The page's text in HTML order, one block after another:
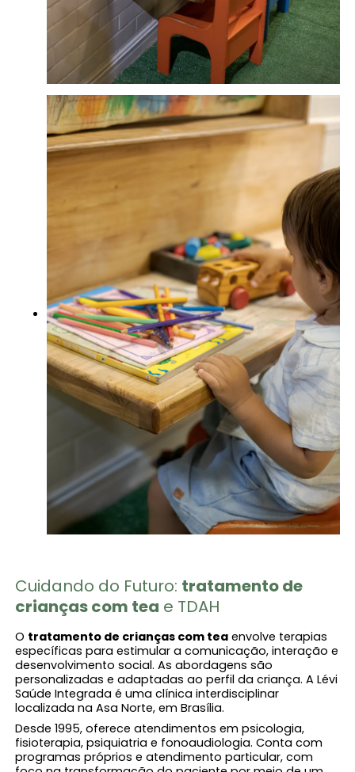
Cuidando do Futuro: tratamento de
crianças com tea e TDAH
O tratamento de crianças com tea envolve terapias
específicas para estimular a comunicação, interação e
desenvolvimento social. As abordagens são
personalizadas e adaptadas ao perfil da criança. A Lévi
Saúde Integrada é uma clínica interdisciplinar
localizada na Asa Norte, em Brasília.
Desde 1995, oferece atendimentos em psicologia,
fisioterapia, psiquiatria e fonoaudiologia. Conta com
programas próprios e atendimento particular, com